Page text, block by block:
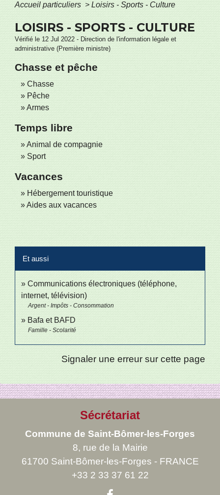
Accueil particuliers > Loisirs - Sports - Culture
LOISIRS - SPORTS - CULTURE
Vérifié le 12 Jul 2022 - Direction de l'information légale et
administrative (Première ministre)
Chasse et pêche
Chasse
Pêche
Armes
Temps libre
Animal de compagnie
Sport
Vacances
Hébergement touristique
Aides aux vacances
Et aussi
Communications électroniques (téléphone,
internet, télévision)
Argent - Impôts - Consommation
Bafa et BAFD
Famille - Scolarité
Signaler une erreur sur cette page
Sécrétariat
Commune de Saint-Bômer-les-Forges
8, rue de la Mairie
61700 Saint-Bômer-les-Forges - FRANCE
+33 2 33 37 61 22